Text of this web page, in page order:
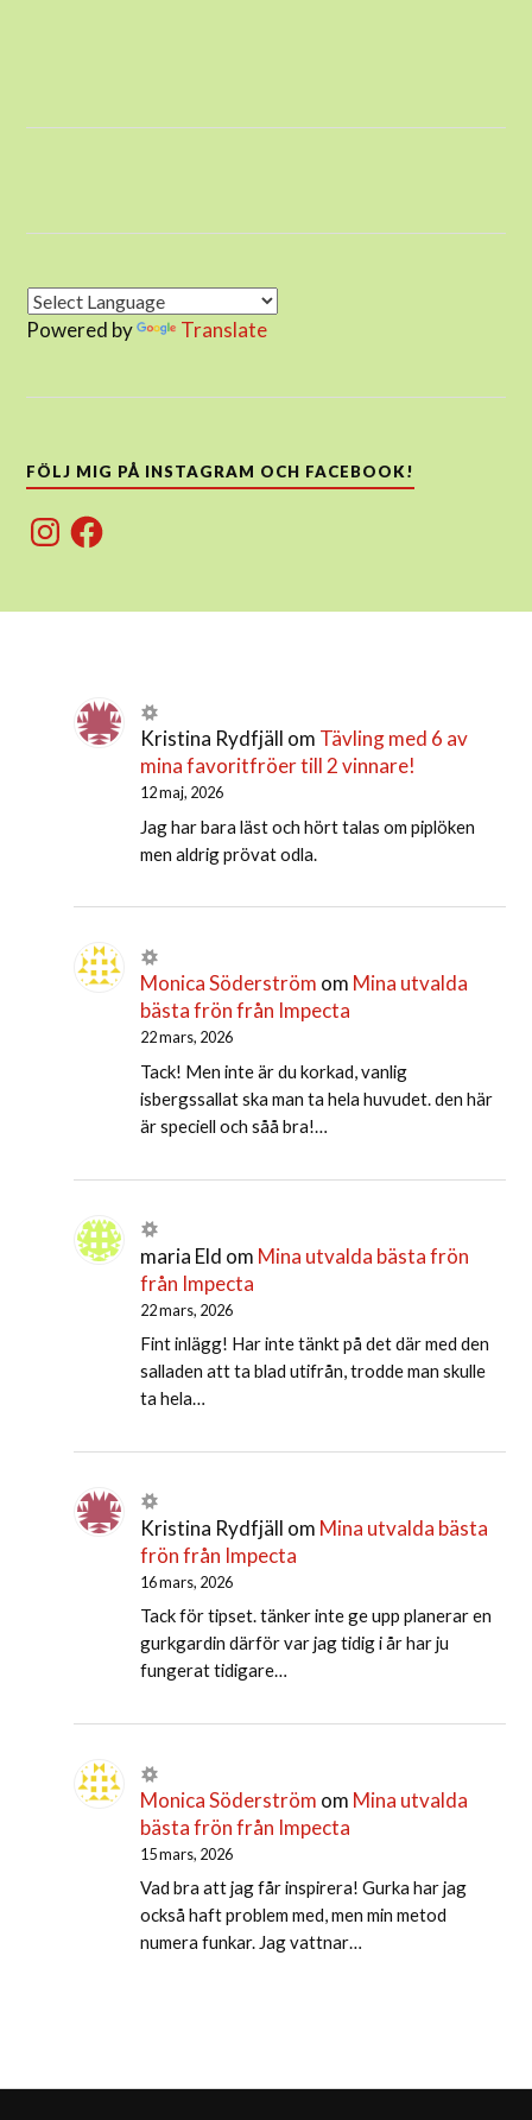
Powered by Translate
FÖLJ MIG PÅ INSTAGRAM OCH FACEBOOK!
InstagramFacebook
Kristina Rydfjäll om Tävling med 6 av
mina favoritfröer till 2 vinnare!
12 maj, 2026
Jag har bara läst och hört talas om piplöken
men aldrig prövat odla.
Monica Söderström om Mina utvalda
bästa frön från Impecta
22 mars, 2026
Tack! Men inte är du korkad, vanlig
isbergssallat ska man ta hela huvudet. den här
är speciell och såå bra!…
maria Eld om Mina utvalda bästa frön
från Impecta
22 mars, 2026
Fint inlägg! Har inte tänkt på det där med den
salladen att ta blad utifrån, trodde man skulle
ta hela…
Kristina Rydfjäll om Mina utvalda bästa
frön från Impecta
16 mars, 2026
Tack för tipset. tänker inte ge upp planerar en
gurkgardin därför var jag tidig i år har ju
fungerat tidigare…
Monica Söderström om Mina utvalda
bästa frön från Impecta
15 mars, 2026
Vad bra att jag får inspirera! Gurka har jag
också haft problem med, men min metod
numera funkar. Jag vattnar…